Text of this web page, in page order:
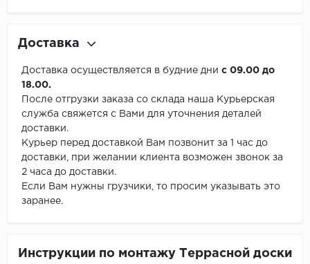
Доставка
Доставка осуществляется в будние дни с 09.00 до
18.00.
После отгрузки заказа со склада наша Курьерская
служба свяжется с Вами для уточнения деталей
доставки.
Курьер перед доставкой Вам позвонит за 1 час до
доставки, при желании клиента возможен звонок за
2 часа до доставки.
Если Вам нужны грузчики, то просим указывать это
заранее.
Инструкции по монтажу Террасной доски